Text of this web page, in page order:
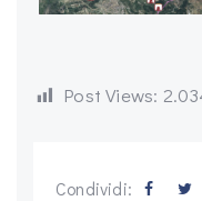
Post Views:
Condividi: